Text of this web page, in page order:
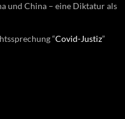
und China – eine Diktatur als
“Covid-Justiz”